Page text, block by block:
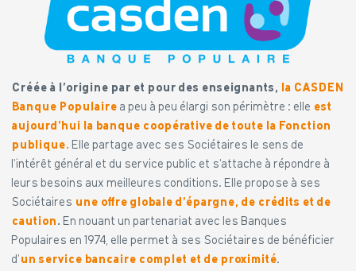
Créée à l’origine par et pour des enseignants, la CASDEN
Banque Populaire a peu à peu élargi son périmètre : elle est
aujourd’hui la banque coopérative de toute la Fonction
publique. Elle partage avec ses Sociétaires le sens de
l’intérêt général et du service public et s’attache à répondre à
leurs besoins aux meilleures conditions. Elle propose à ses
Sociétaires une offre globale d’épargne, de crédits et de
caution . En nouant un partenariat avec les Banques
Populaires en 1974, elle permet à ses Sociétaires de bénéficier
d’ un service bancaire complet et de proximité.